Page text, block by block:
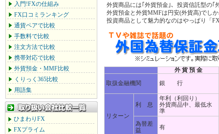
入門!FXの仕組み
FX口コミランキング
通貨ペアで比較
手数料で比較
注文方法で比較
携帯対応で比較
外貨預金・MMF比較
くりっく365比較
用語集
ひまわりFX
FXプライム
外貨商品には｢外貨預金｣、投資信託型の
外貨預金と外貨MMFは円安(外貨高)でし
投資商品として魅力的なのはやっぱり「
外 貨 預 金
取扱金融機関
銀 行
リターン
利 息
年利（利回り）
外貨商品中、最低水
準
為替差
益
有